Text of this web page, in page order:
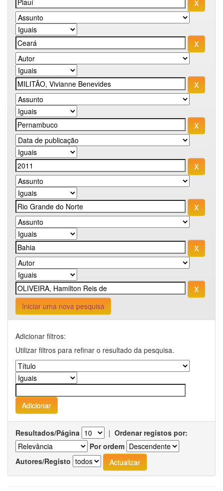
Iniciar uma nova pesquisa
Adicionar filtros:
Utilizar filtros para refinar o resultado da pesquisa.
Resultados/Página | Ordenar registos por:
Por ordem
Autores/Registo